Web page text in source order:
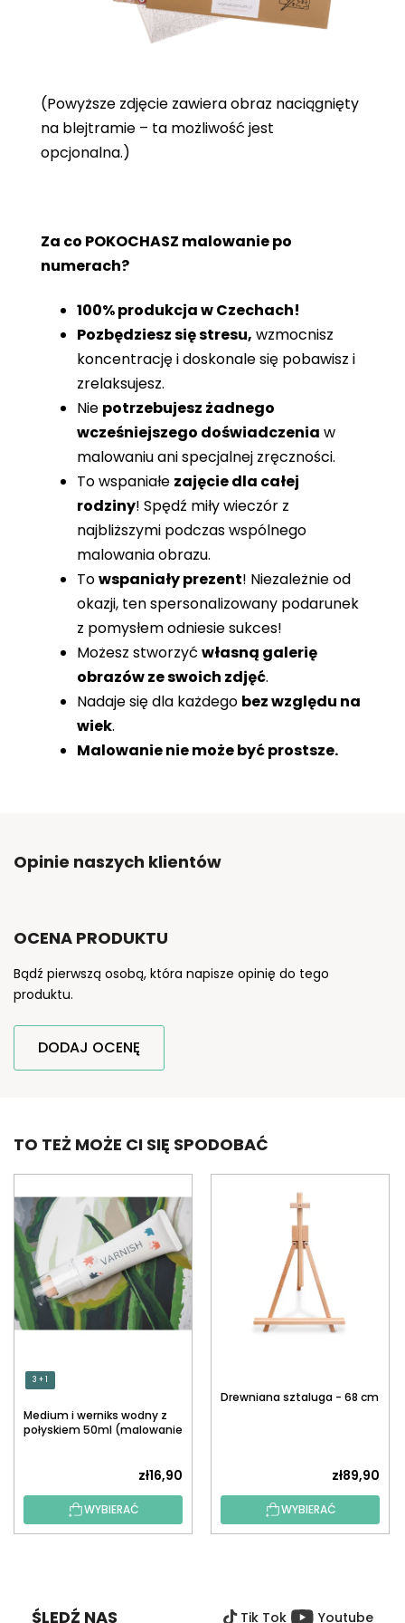
(Powyższe zdjęcie zawiera obraz naciągnięty
na blejtramie – ta możliwość jest
opcjonalna.)
Za co POKOCHASZ malowanie po
numerach?
100% produkcja w Czechach!
Pozbędziesz się stresu, wzmocnisz
koncentrację i doskonale się pobawisz i
zrelaksujesz.
Nie potrzebujesz żadnego
wcześniejszego doświadczenia w
malowaniu ani specjalnej zręczności.
To wspaniałe zajęcie dla całej
rodziny! Spędź miły wieczór z
najbliższymi podczas wspólnego
malowania obrazu.
Towspaniały prezent! Niezależnie od
okazji, ten spersonalizowany podarunek
z pomysłem odniesie sukces!
Możesz stworzyć własną galerię
obrazów ze swoich zdjęć.
Nadaje się dla każdego bez względu na
wiek.
Malowanie nie może być prostsze.
Opinie naszych klientów
OCENA PRODUKTU
Bądź pierwszą osobą, która napisze opinię do tego
produktu.
DODAJ OCENĘ
TO TEŻ MOŻE CI SIĘ SPODOBAĆ
3 + 1
Medium i werniks wodny z
połyskiem 50ml (malowanie
zł16,90
WYBIERAĆ
Drewniana sztaluga - 68 cm
zł89,90
WYBIERAĆ
ŚLEDŹ NAS Tik Tok Youtube